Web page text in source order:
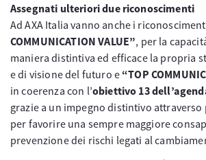
Assegnati ulteriori due riconoscimenti
Ad AXA Italia vanno anche i
COMMUNICATION VALUE”, per la
maniera distintiva ed efficace la propria
e di visione del futuro e “TOP
in coerenza con l’obiettivo 13
grazie a un impegno distintivo
per favorire una sempre maggiore
prevenzione dei rischi legati al